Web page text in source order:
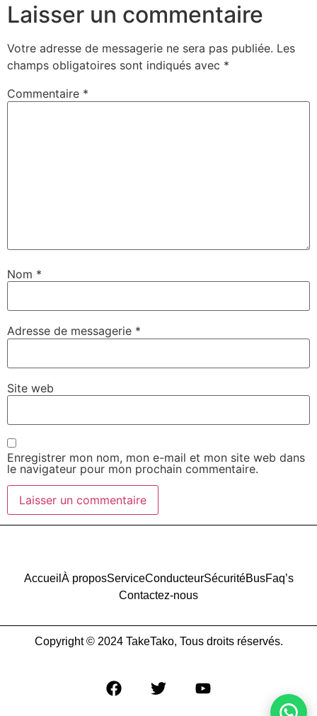
Laisser un commentaire
Votre adresse de messagerie ne sera pas publiée. Les
champs obligatoires sont indiqués avec *
Commentaire *
Nom *
Adresse de messagerie *
Site web
Enregistrer mon nom, mon e-mail et mon site web dans
le navigateur pour mon prochain commentaire.
Accueil À proposServiceConducteurSécuritéBusFaq’s
Contactez-nous
Copyright © 2024 TakeTako, Tous droits réservés.